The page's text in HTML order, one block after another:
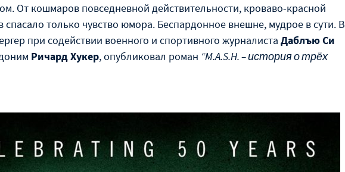
От кошмаров повседневной действительности, кроваво-красной
спасало только чувство юмора. Беспардонное внешне, мудрое в сути. В
при содействии военного и спортивного журналиста Даблъю Си
Ричард Хукер, опубликовал роман “M.A.S.H. – история о трёх